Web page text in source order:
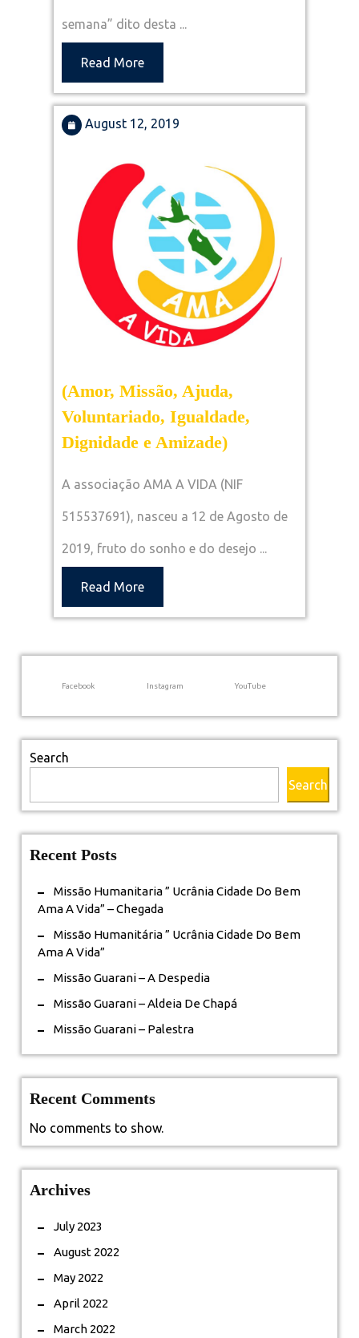
semana” dito desta ...
Read MoreRead
More
August 12, 2019
(Amor, Missão, Ajuda,
Voluntariado, Igualdade,
Dignidade e Amizade)(Amor,
Ajuda,
Voluntariado,
Igualdade,
Amizade)
A associação AMA A VIDA (NIF
515537691), nasceu a 12 de Agosto de
2019, fruto do sonho e do desejo ...
Read MoreRead
More
Facebook Instagram YouTube
Search
Search
Recent Posts
Missão Humanitaria ” Ucrânia Cidade Do Bem
Ama A Vida” – Chegada
Missão Humanitária ” Ucrânia Cidade Do Bem
Ama A Vida”
Missão Guarani – A Despedia
Missão Guarani – Aldeia De Chapá
Missão Guarani – Palestra
Recent Comments
No comments to show.
Archives
July 2023
August 2022
May 2022
April 2022
March 2022